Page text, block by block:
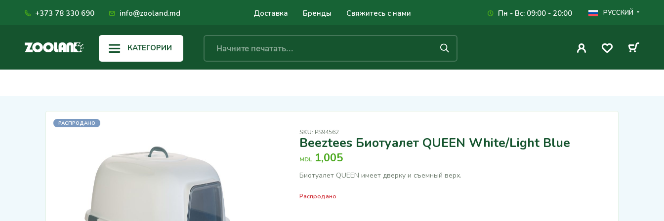
+373 78 330 690 info@zooland.md Доставка Бренды Свяжитесь с нами Пн - Вс: 09:00 - 20:00 РУССКИЙ
КАТЕГОРИИ
РАСПРОДАНО
SKU: PS94562
Beeztees Биотуалет QUEEN White/Light Blue
MDL 1,005
Биотуалет QUEEN имеет дверку и съемный верх.
Распродано